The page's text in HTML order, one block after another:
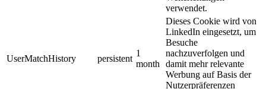
verwendet.
UserMatchHistory persistent
1
month
Dieses Cookie wird von
LinkedIn eingesetzt, um
Besuche
nachzuverfolgen und
damit mehr relevante
Werbung auf Basis der
Nutzerpräferenzen